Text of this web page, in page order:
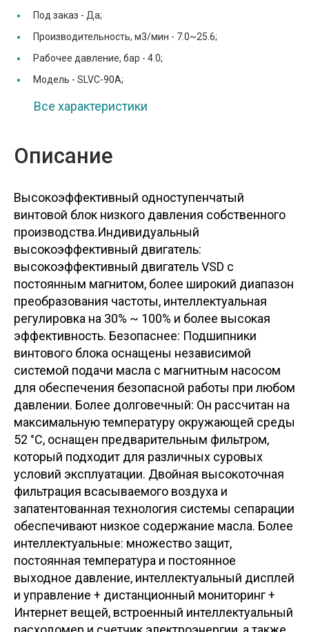
Под заказ - Да;
Производительность, м3/мин - 7.0~25.6;
Рабочее давление, бар - 4.0;
Модель - SLVC-90A;
Все характеристики
Описание
Высокоэффективный одноступенчатый
винтовой блок низкого давления собственного
производства.Индивидуальный
высокоэффективный двигатель:
высокоэффективный двигатель VSD с
постоянным магнитом, более широкий диапазон
преобразования частоты, интеллектуальная
регулировка на 30% ~ 100% и более высокая
эффективность. Безопаснее: Подшипники
винтового блока оснащены независимой
системой подачи масла с магнитным насосом
для обеспечения безопасной работы при любом
давлении. Более долговечный: Он рассчитан на
максимальную температуру окружающей среды
52 °C, оснащен предварительным фильтром,
который подходит для различных суровых
условий эксплуатации. Двойная высокоточная
фильтрация всасываемого воздуха и
запатентованная технология системы сепарации
обеспечивают низкое содержание масла. Более
интеллектуальные: множество защит,
постоянная температура и постоянное
выходное давление, интеллектуальный дисплей
и управление + дистанционный мониторинг +
Интернет вещей, встроенный интеллектуальный